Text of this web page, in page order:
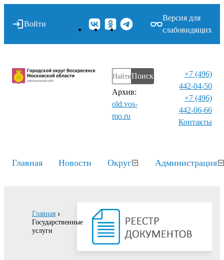
Войти
Версия для
слабовидящих
Поиск
Архив:
old.vos-
mo.ru
+7 (496)
442-04-50
+7 (496)
442-06-66
Контакты⁠
Главная Новости Округ Администрация
Главная
Государственные
услуги